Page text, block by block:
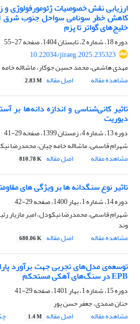
ارزیابی نقش خصوصیات ژئومورفولوژی
کاهش خطر سونامی سواحل جنوب شرق
خلیج‌های گواتر تا پزم
دوره 18، شماره 2، تابستان 1404، صفحه
27-55
10.22034/jiraeg.2025.235323
مهدی هاشمی، محمد حسین جوکار، ماشااله
مشاهده مقاله
اصل مقاله 2.83 M
تاثیر کانی‌شناسی و اندازه دانه‌ها بر
دیوریت
دوره 13، شماره 4، زمستان 1399، صفحه
29-41
شهرام قاسمی، ماشااله خامه چیان، محمدرضا
مشاهده مقاله
اصل مقاله 810.78 K
تاثیر نوع سنگدانه ها بر ویژگی های
دوره 14، شماره 1، بهار 1400، صفحه
29-42
شهرام قاسمی، محمدرضا نیکودل، امیر
وند
مشاهده مقاله
اصل مقاله 680.06 K
توسعه‌ی مدل‌های تجربی جهت برآورد
EPB در سنگ‌های آهکی مستحکم
دوره 15، شماره 1، بهار 1401، صفحه
29-41
حنان صمدی، جعفر حسن پور
مشاهده مقاله
اصل مقاله 1.4 M